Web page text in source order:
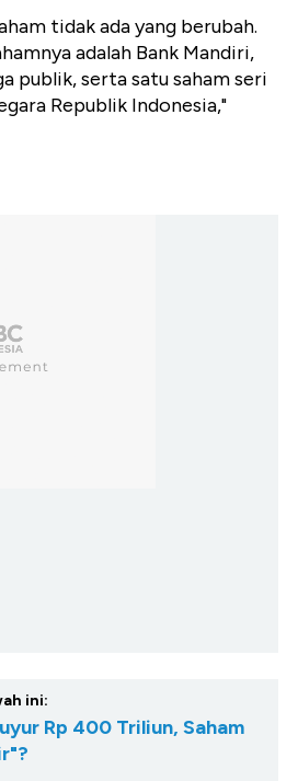
tidak ada yang berubah.
adalah Bank Mandiri,
publik, serta satu saham seri
Republik Indonesia,"
ini:
Rp 400 Triliun, Saham